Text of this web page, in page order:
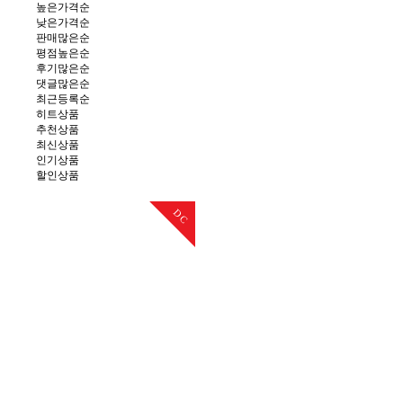
높은가격순
낮은가격순
판매많은순
평점높은순
후기많은순
댓글많은순
최근등록순
히트상품
추천상품
최신상품
인기상품
할인상품
DC